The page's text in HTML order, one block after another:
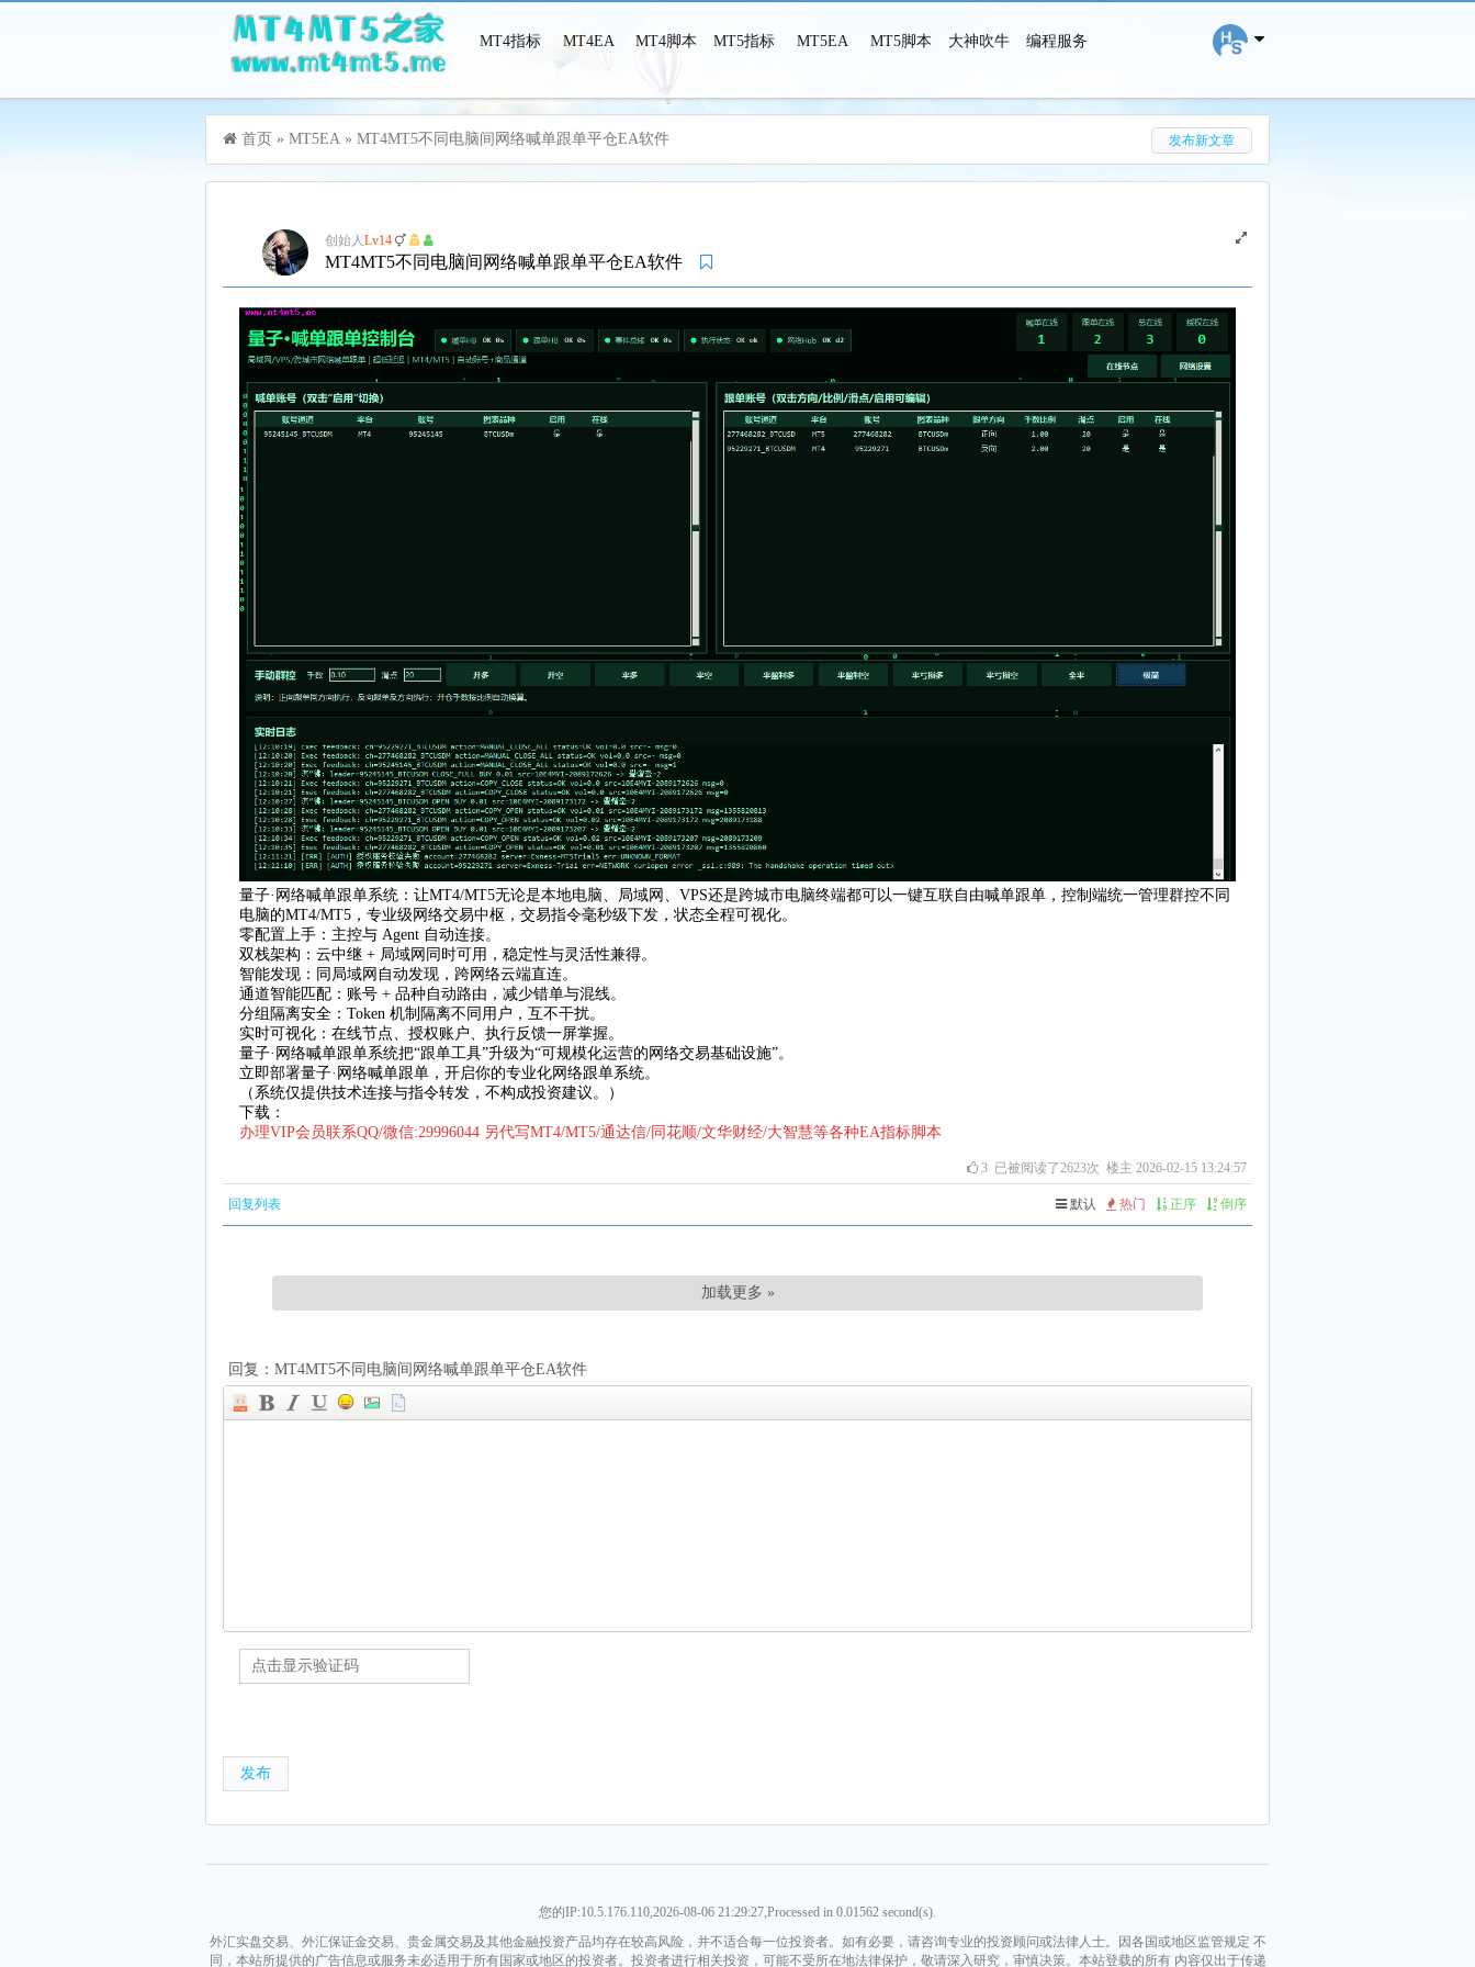
MT4指标 MT4EA MT4脚本 MT5指标 MT5EA MT5脚本 大神吹牛 编程服务
搜 索
首页 » MT5EA » MT4MT5不同电脑间网络喊单跟单平仓EA软件 发布新文章
创始人Lv14
MT4MT5不同电脑间网络喊单跟单平仓EA软件
量子·网络喊单跟单系统：让MT4/MT5无论是本地电脑、局域网、VPS还是跨城市电脑终端都可以一键互联自由喊单跟单，控制端统一管理群控不同
电脑的MT4/MT5，专业级网络交易中枢，交易指令毫秒级下发，状态全程可视化。
零配置上手：主控与 Agent 自动连接。
双栈架构：云中继 + 局域网同时可用，稳定性与灵活性兼得。
智能发现：同局域网自动发现，跨网络云端直连。
通道智能匹配：账号 + 品种自动路由，减少错单与混线。
分组隔离安全：Token 机制隔离不同用户，互不干扰。
实时可视化：在线节点、授权账户、执行反馈一屏掌握。
量子·网络喊单跟单系统把“跟单工具”升级为“可规模化运营的网络交易基础设施”。
立即部署量子·网络喊单跟单，开启你的专业化网络跟单系统。
（系统仅提供技术连接与指令转发，不构成投资建议。）
下载：
办理VIP会员联系QQ/微信:29996044 另代写MT4/MT5/通达信/同花顺/文华财经/大智慧等各种EA指标脚本
3 已被阅读了2623次 楼主 2026-02-15 13:24:57
回复列表 默认 热门 正序 倒序
加载更多 »
回复：MT4MT5不同电脑间网络喊单跟单平仓EA软件
发布
您的IP:10.5.176.110,2026-08-06 21:29:27,Processed in 0.01562 second(s).
外汇实盘交易、外汇保证金交易、贵金属交易及其他金融投资产品均存在较高风险，并不适合每一位投资者。如有必要，请咨询专业的投资顾问或法律人士。因各国或地区监管规定 不
同，本站所提供的广告信息或服务未必适用于所有国家或地区的投资者。投资者进行相关投资，可能不受所在地法律保护，敬请深入研究，审慎决策。本站登载的所有 内容仅出于传递